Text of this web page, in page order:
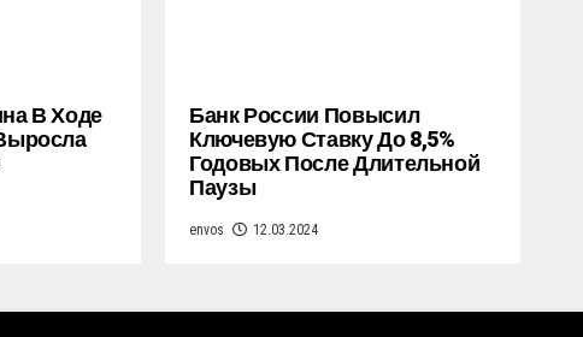
В Ходе Банк России Повысил
Ключевую Ставку До 8,5%
Годовых После Длительной
Паузы
envos 12.03.2024